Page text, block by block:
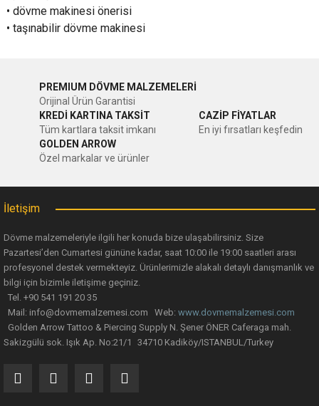
• dövme makinesi önerisi
• taşınabilir dövme makinesi
PREMIUM DÖVME MALZEMELERİ
Orijinal Ürün Garantisi
KREDİ KARTINA TAKSİT
Tüm kartlara taksit imkanı
CAZİP FİYATLAR
En iyi fırsatları keşfedin
GOLDEN ARROW
Özel markalar ve ürünler
İletişim
Dövme malzemeleriyle ilgili her konuda bize ulaşabilirsiniz. Size
Pazartesi’den Cumartesi gününe kadar, saat 10:00 ile 19:00 saatleri arası
profesyonel destek vermekteyiz. Ürünlerimizle alakalı detaylı danışmanlık ve
bilgi için bizimle iletişime geçiniz.
Tel. +90 541 191 20 35
Mail: info@dovmemalzemesi.com Web: www.dovmemalzemesi.com
Golden Arrow Tattoo & Piercing Supply N. Şener ÖNER Caferaga mah.
Sakizgülü sok. Işık Ap. No:21/1 34710 Kadiköy/ISTANBUL/Turkey